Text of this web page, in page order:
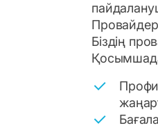
Біздің